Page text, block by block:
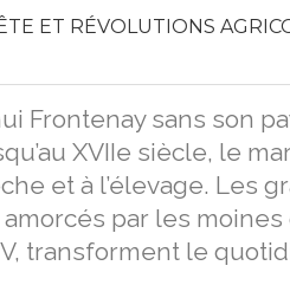
ET RÉVOLUTIONS
Frontenay sans son
XVIIe siècle, le
et à l’élevage. Les
par les
transforment le